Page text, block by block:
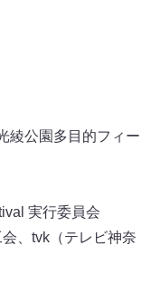
綾公園多目的フィー
実行委員会
、tvk（テレビ神奈